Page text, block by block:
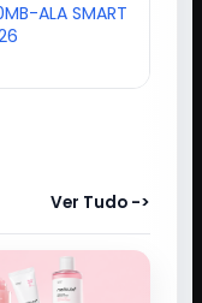
ALA SMART
Ver Tudo ->